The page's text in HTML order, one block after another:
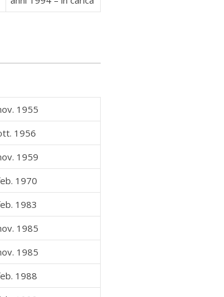
1955
1956
1959
1970
1983
1985
1985
1988